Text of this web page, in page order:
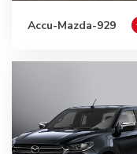
Accu-Mazda-929